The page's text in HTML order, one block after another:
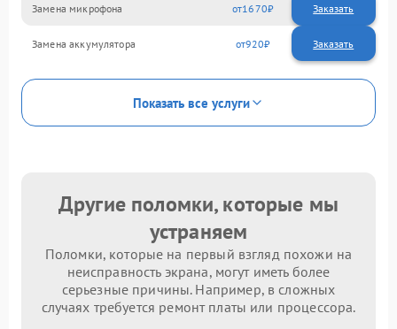
Замена микрофона 1670
Замена аккумулятора 920
Показать все услуги
Другие поломки, которые мы
устраняем
Поломки, которые на первый взгляд похожи на
неисправность экрана, могут иметь более
серьезные причины. Например, в сложных
случаях требуется ремонт платы или процессора.